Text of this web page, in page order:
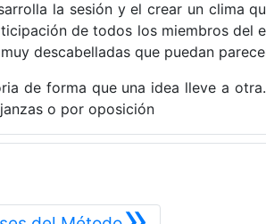
la sesión y el crear un clima
de todos los miembros del
descabelladas que puedan
de forma que una idea lleve a
o por oposición